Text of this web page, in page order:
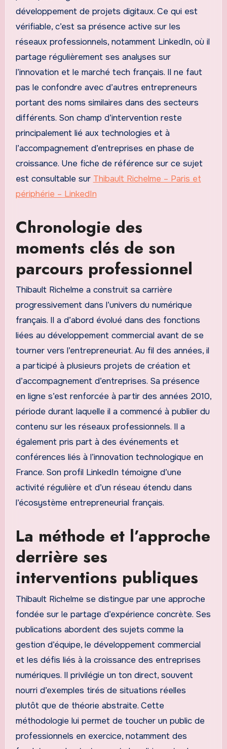
développement de projets digitaux. Ce qui est
vérifiable, c’est sa présence active sur les
réseaux professionnels, notamment LinkedIn, où il
partage régulièrement ses analyses sur
l’innovation et le marché tech français. Il ne faut
pas le confondre avec d’autres entrepreneurs
portant des noms similaires dans des secteurs
différents. Son champ d’intervention reste
principalement lié aux technologies et à
l’accompagnement d’entreprises en phase de
croissance. Une fiche de référence sur ce sujet
est consultable sur Thibault Richelme – Paris et
périphérie – LinkedIn
Chronologie des
moments clés de son
parcours professionnel
Thibault Richelme a construit sa carrière
progressivement dans l’univers du numérique
français. Il a d’abord évolué dans des fonctions
liées au développement commercial avant de se
tourner vers l’entrepreneuriat. Au fil des années, il
a participé à plusieurs projets de création et
d’accompagnement d’entreprises. Sa présence
en ligne s’est renforcée à partir des années 2010,
période durant laquelle il a commencé à publier du
contenu sur les réseaux professionnels. Il a
également pris part à des événements et
conférences liés à l’innovation technologique en
France. Son profil LinkedIn témoigne d’une
activité régulière et d’un réseau étendu dans
l’écosystème entrepreneurial français.
La méthode et l’approche
derrière ses
interventions publiques
Thibault Richelme se distingue par une approche
fondée sur le partage d’expérience concrète. Ses
publications abordent des sujets comme la
gestion d’équipe, le développement commercial
et les défis liés à la croissance des entreprises
numériques. Il privilégie un ton direct, souvent
nourri d’exemples tirés de situations réelles
plutôt que de théorie abstraite. Cette
méthodologie lui permet de toucher un public de
professionnels en exercice, notamment des